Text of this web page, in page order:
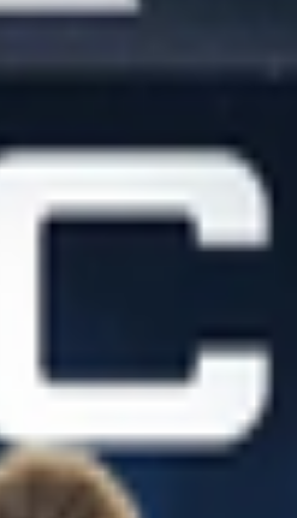
edta, bht, alpha-isomethyl